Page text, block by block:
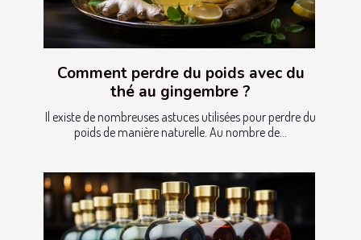
Comment perdre du poids avec du
thé au gingembre ?
Il existe de nombreuses astuces utilisées pour perdre du
poids de manière naturelle. Au nombre de...